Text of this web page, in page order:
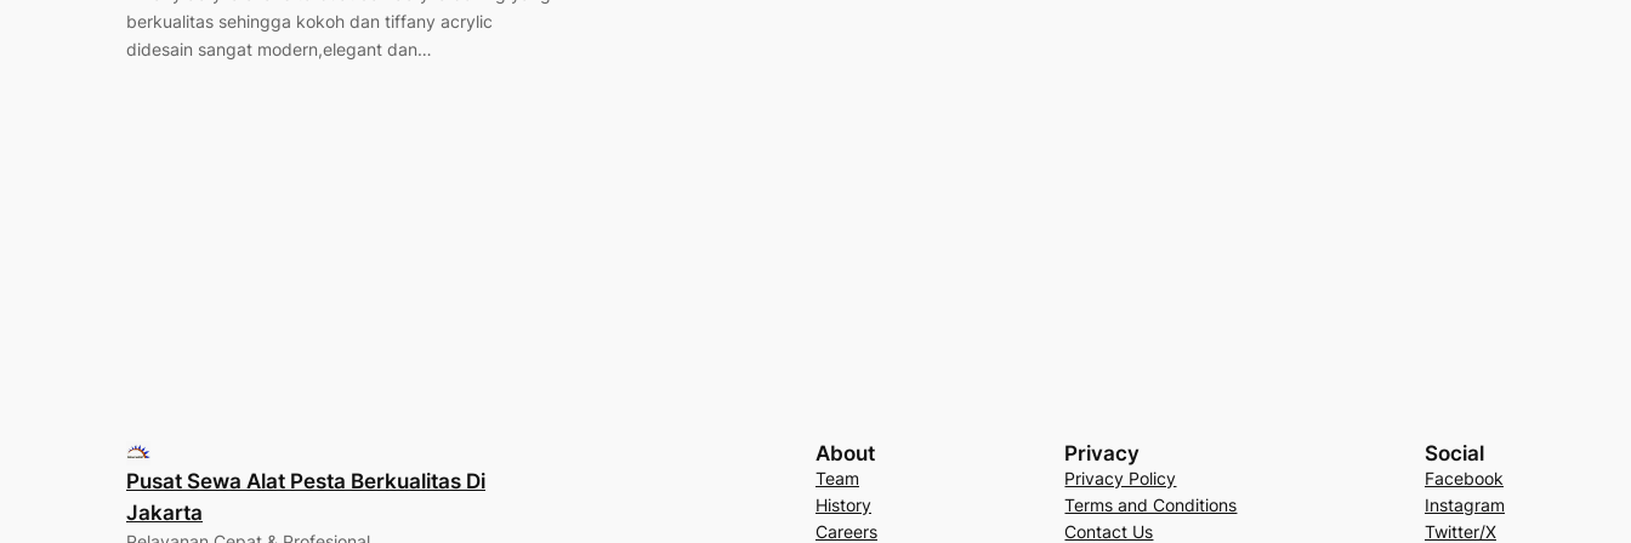
berkualitas sehingga kokoh dan tiffany acrylic
didesain sangat modern,elegant dan…
Pusat Sewa Alat Pesta Berkualitas Di
Jakarta
About
Team
History
Careers
Privacy
Privacy Policy
Terms and Conditions
Contact Us
Social
Facebook
Instagram
Twitter/X